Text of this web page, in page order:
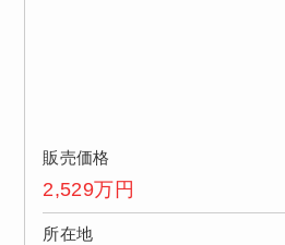
販売価格
2,529万円
所在地